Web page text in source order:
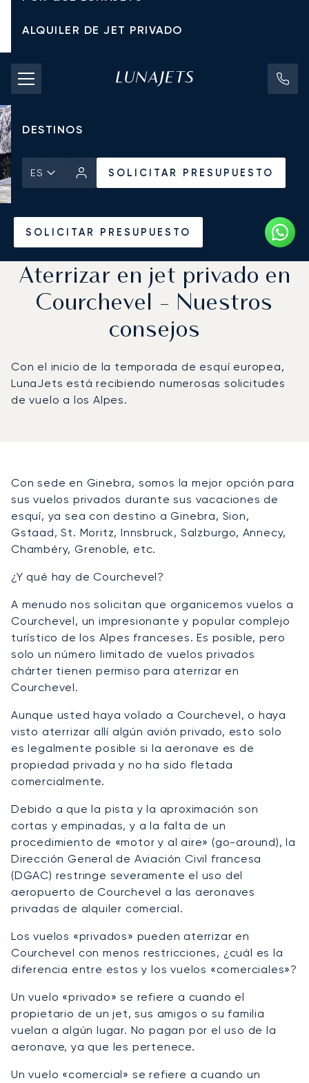
ALQUILER DE JET PRIVADO
TARIFAS DE CHÁRTER
JETS PRIVADOS
DESTINOS
ES SOLICITAR PRESUPUESTO
SOLICITAR PRESUPUESTO
Aterrizar en jet privado en
Courchevel - Nuestros
consejos
Con el inicio de la temporada de esquí europea,
LunaJets está recibiendo numerosas solicitudes
de vuelo a los Alpes.
Con sede en Ginebra, somos la mejor opción para
sus vuelos privados durante sus vacaciones de
esquí, ya sea con destino a Ginebra, Sion,
Gstaad, St. Moritz, Innsbruck, Salzburgo, Annecy,
Chambéry, Grenoble, etc.
¿Y qué hay de Courchevel?
A menudo nos solicitan que organicemos vuelos a
Courchevel, un impresionante y popular complejo
turístico de los Alpes franceses. Es posible, pero
solo un número limitado de vuelos privados
chárter tienen permiso para aterrizar en
Courchevel.
Aunque usted haya volado a Courchevel, o haya
visto aterrizar allí algún avión privado, esto solo
es legalmente posible si la aeronave es de
propiedad privada y no ha sido fletada
comercialmente.
Debido a que la pista y la aproximación son
cortas y empinadas, y a la falta de un
procedimiento de «motor y al aire» (go-around), la
Dirección General de Aviación Civil francesa
(DGAC) restringe severamente el uso del
aeropuerto de Courchevel a las aeronaves
privadas de alquiler comercial.
Los vuelos «privados» pueden aterrizar en
Courchevel con menos restricciones, ¿cuál es la
diferencia entre estos y los vuelos «comerciales»?
Un vuelo «privado» se refiere a cuando el
propietario de un jet, sus amigos o su familia
vuelan a algún lugar. No pagan por el uso de la
aeronave, ya que les pertenece.
Un vuelo «comercial» se refiere a cuando un